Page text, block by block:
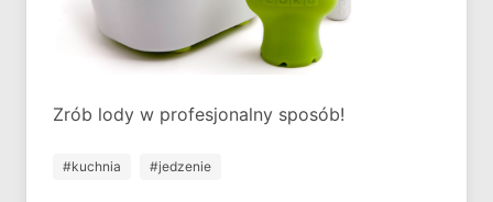
Zrób lody w profesjonalny sposób!
#kuchnia #jedzenie